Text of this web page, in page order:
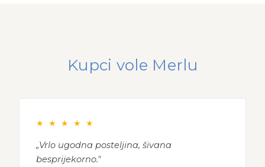
Kupci vole Merlu
★ ★ ★ ★ ★
„Vrlo ugodna posteljina, šivana
besprijekorno."